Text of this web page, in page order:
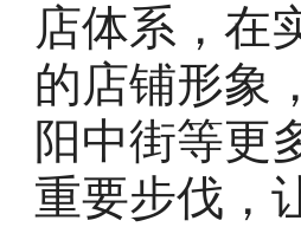
店体系，在
的店铺形象
阳中街等更
重要步伐，